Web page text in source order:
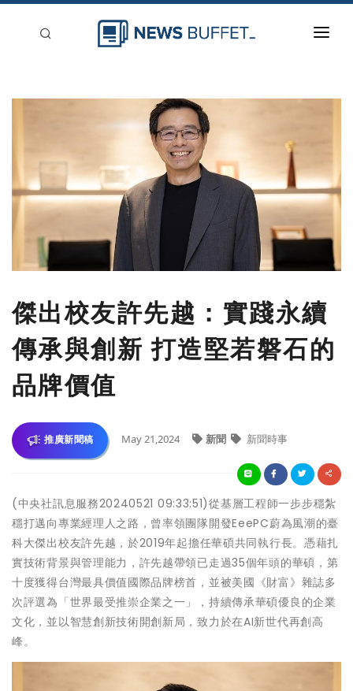
傑出校友許先越：實踐永續
傳承與創新 打造堅若磐石的
品牌價值
推廣新聞稿 May 21,2024 新聞 新聞時事
(中央社訊息服務20240521 09:33:51)從基層工程師一步步穩紮
穩打邁向專業經理人之路，曾率領團隊開發EeePC蔚為風潮的臺
科大傑出校友許先越，於2019年起擔任華碩共同執行長。憑藉扎
實技術背景與管理能力，許先越帶領已走過35個年頭的華碩，第
十度獲得台灣最具價值國際品牌榜首，並被美國《財富》雜誌多
次評選為「世界最受推崇企業之一」，持續傳承華碩優良的企業
文化，並以智慧創新技術開創新局，致力於在AI新世代再創高
峰。